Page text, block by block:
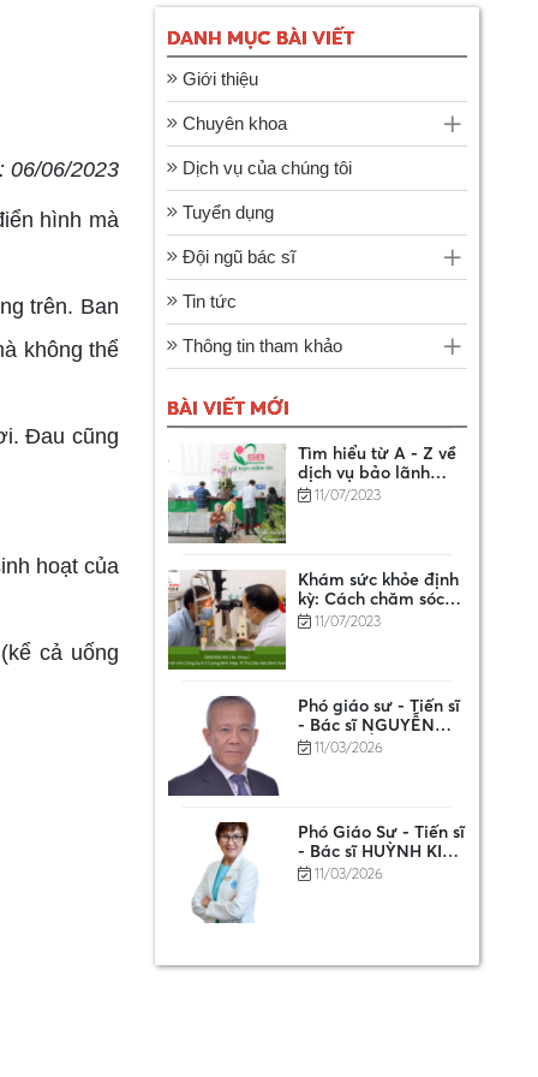
06/06/2023
hình mà
trên. Ban
không thể
Đau cũng
hoạt của
cả uống
DANH MỤC BÀI VIẾT
Giới thiệu
Chuyên khoa
Dịch vụ của chúng tôi
Tuyển dụng
Đội ngũ bác sĩ
Tin tức
Thông tin tham khảo
BÀI VIẾT MỚI
BỆNH VIỆN ĐA
DANH SÁCH CƠ SỞ
BẢN
bước đăng ký bảo
hiểm xã hội tự
nguyện online
11/07/2023
Tìm hiểu từ A - Z về
dịch vụ bảo lãnh
viện phí
11/07/2023
kỳ: Cách chăm sóc
sức khỏe tốt nhất là
khi bạn khỏe mạnh
11/07/2023
- Bác sĩ NGUYỄN
ANH TUẤN
11/03/2026
- Bác sĩ HUỲNH KIM
PHƯỢNG
11/03/2026